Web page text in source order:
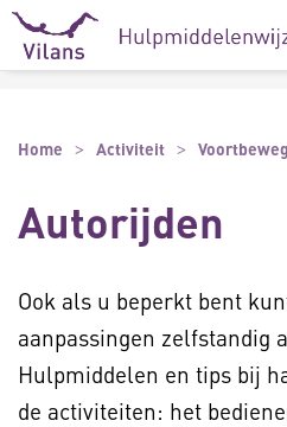
Naar hoofdinhoud
Naar footer
Home Activiteit
Autorijden
Ook als u beperkt bent
aanpassingen zelfstandig
Hulpmiddelen en tips bij
de activiteiten: het